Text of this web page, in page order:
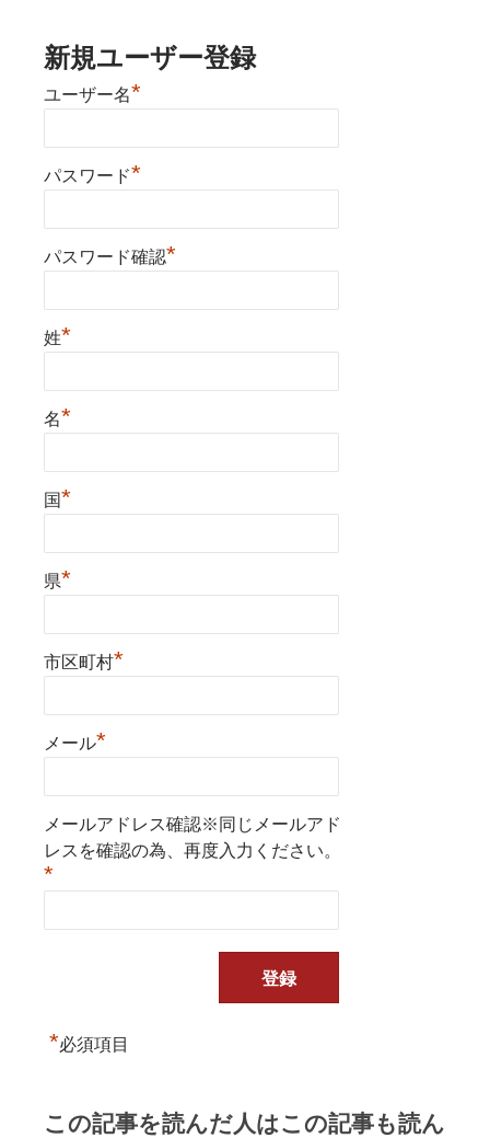
新規ユーザー登録
ユーザー名*
パスワード*
パスワード確認*
姓*
名*
国*
県*
市区町村*
メール*
メールアドレス確認※同じメールアド
レスを確認の為、再度入力ください。
*
*必須項目
この記事を読んだ人はこの記事も読ん